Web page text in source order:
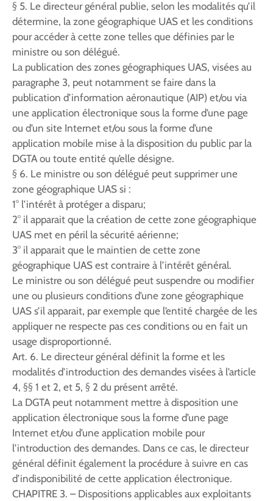
§ 5. Le directeur général publie, selon les modalités qu’il
détermine, la zone géographique UAS et les conditions
pour accéder à cette zone telles que définies par le
ministre ou son délégué.
La publication des zones géographiques UAS, visées au
paragraphe 3, peut notamment se faire dans la
publication d’information aéronautique (AIP) et/ou via
une application électronique sous la forme d’une page
ou d’un site Internet et/ou sous la forme d’une
application mobile mise à la disposition du public par la
DGTA ou toute entité qu’elle désigne.
§ 6. Le ministre ou son délégué peut supprimer une
zone géographique UAS si :
1° l’intérêt à protéger a disparu;
2° il apparait que la création de cette zone géographique
UAS met en péril la sécurité aérienne;
3° il apparait que le maintien de cette zone
géographique UAS est contraire à l’intérêt général.
Le ministre ou son délégué peut suspendre ou modifier
une ou plusieurs conditions d’une zone géographique
UAS s’il apparait, par exemple que l’entité chargée de les
appliquer ne respecte pas ces conditions ou en fait un
usage disproportionné.
Art. 6. Le directeur général définit la forme et les
modalités d’introduction des demandes visées à l’article
4, §§ 1 et 2, et 5, § 2 du présent arrêté.
La DGTA peut notamment mettre à disposition une
application électronique sous la forme d’une page
Internet et/ou d’une application mobile pour
l’introduction des demandes. Dans ce cas, le directeur
général définit également la procédure à suivre en cas
d’indisponibilité de cette application électronique.
CHAPITRE 3. – Dispositions applicables aux exploitants